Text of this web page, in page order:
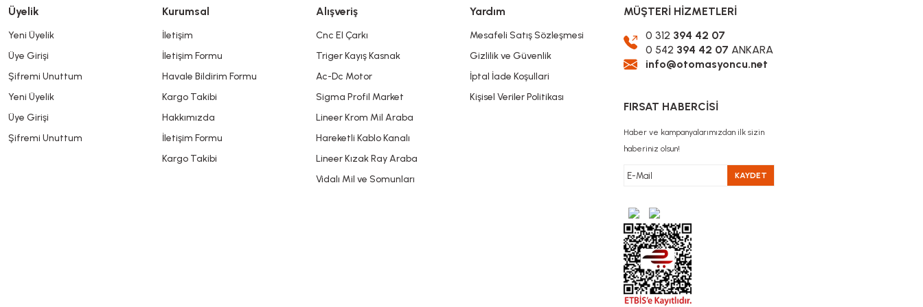
Üyelik
Yeni Üyelik
Üye Girişi
Şifremi Unuttum
Yeni Üyelik
Üye Girişi
Şifremi Unuttum
Kurumsal
İletişim
İletişim Formu
Havale Bildirim Formu
Kargo Takibi
Hakkımızda
İletişim Formu
Kargo Takibi
Alışveriş
Cnc El Çarkı
Triger Kayış Kasnak
Ac-Dc Motor
Sigma Profil Market
Lineer Krom Mil Araba
Hareketli Kablo Kanalı
Lineer Kızak Ray Araba
Vidalı Mil ve Somunları
Yardım
Mesafeli Satış Sözleşmesi
Gizlilik ve Güvenlik
İptal İade Koşullari
Kişisel Veriler Politikası
MÜŞTERİ HİZMETLERİ
0 312 394 42 07
0 542 394 42 07 ANKARA
info@otomasyoncu.net
FIRSAT HABERCİSİ
Haber ve kampanyalarımızdan ilk sizin
haberiniz olsun!
KAYDET